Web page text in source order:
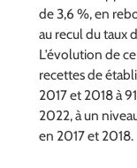
de 3,6 %, en
au recul du taux
L’évolution de
recettes de
2017 et 2018 à
2022, à un
en 2017 et 2018.